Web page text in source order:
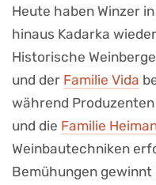
Heute haben Winzer in
hinaus Kadarka
Historische
und der Familie Vida
während
und die Familie
Weinbautechniken
Bemühungen gewinnt